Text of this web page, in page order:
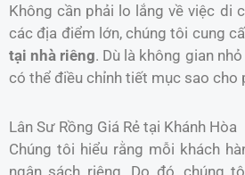
Không cần phải lo lắng về việc di
các địa điểm lớn, chúng tôi cung
tại nhà riêng. Dù là không gian
có thể điều chỉnh tiết mục sao cho
Lân Sư Rồng Giá Rẻ tại Khánh Hòa
Chúng tôi hiểu rằng mỗi khách
ngân sách riêng. Do đó, chúng